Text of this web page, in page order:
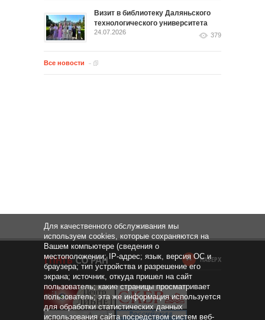
Визит в библиотеку Даляньского
технологического университета
24.07.2026 379
Все новости
НАВЕРХ
Для качественного обслуживания мы
используем cookies, которые сохраняются на
Вашем компьютере (сведения о
местоположении; IP-адрес; язык, версия ОС и
браузера; тип устройства и разрешение его
экрана; источник, откуда пришел на сайт
пользователь; какие страницы просматривает
пользователь; эта же информация используется
для обработки статистических данных
использования сайта посредством систем веб-